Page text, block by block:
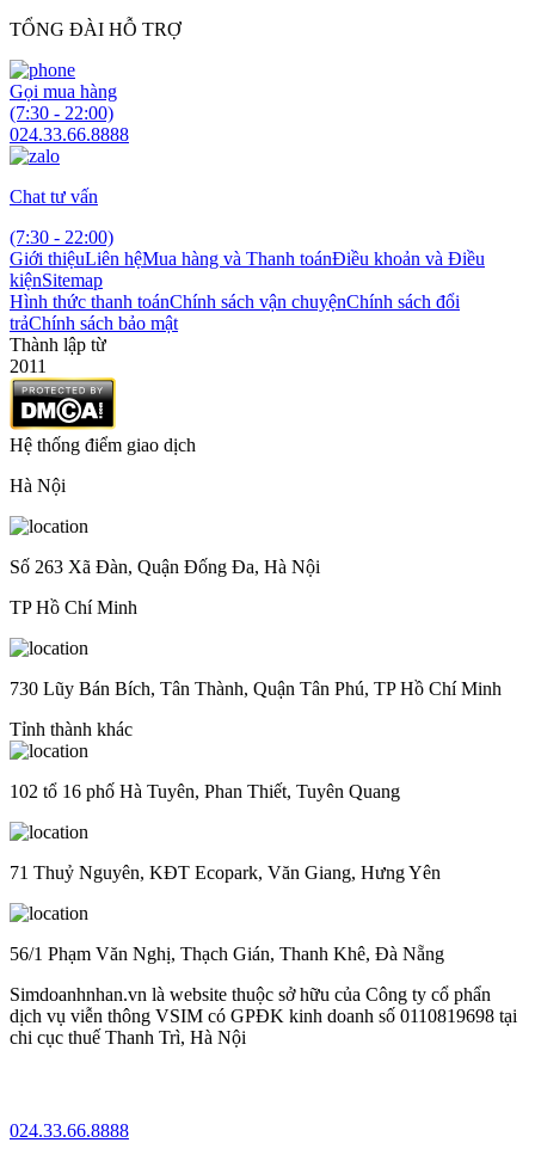
TỔNG ĐÀI HỖ TRỢ
Gọi mua hàng
(7:30 - 22:00)
024.33.66.8888
Chat tư vấn
(7:30 - 22:00)
Giới thiệuLiên hệMua hàng và Thanh toánĐiều khoản và Điều
kiệnSitemap
Hình thức thanh toánChính sách vận chuyệnChính sách đổi
trảChính sách bảo mật
Thành lập từ
2011
Hệ thống điểm giao dịch
Hà Nội
Số 263 Xã Đàn, Quận Đống Đa, Hà Nội
TP Hồ Chí Minh
730 Lũy Bán Bích, Tân Thành, Quận Tân Phú, TP Hồ Chí Minh
Tỉnh thành khác
102 tổ 16 phố Hà Tuyên, Phan Thiết, Tuyên Quang
71 Thuỷ Nguyên, KĐT Ecopark, Văn Giang, Hưng Yên
56/1 Phạm Văn Nghị, Thạch Gián, Thanh Khê, Đà Nẵng
Simdoanhnhan.vn là website thuộc sở hữu của Công ty cổ phẩn
dịch vụ viễn thông VSIM có GPĐK kinh doanh số 0110819698 tại
chi cục thuế Thanh Trì, Hà Nội
024.33.66.8888